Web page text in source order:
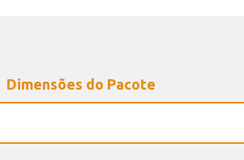
Dimensões do Pacote